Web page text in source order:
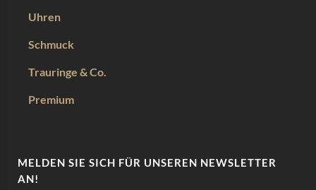
Uhren
Schmuck
Trauringe & Co.
Premium
MELDEN SIE SICH FÜR UNSEREN NEWSLETTER
AN!